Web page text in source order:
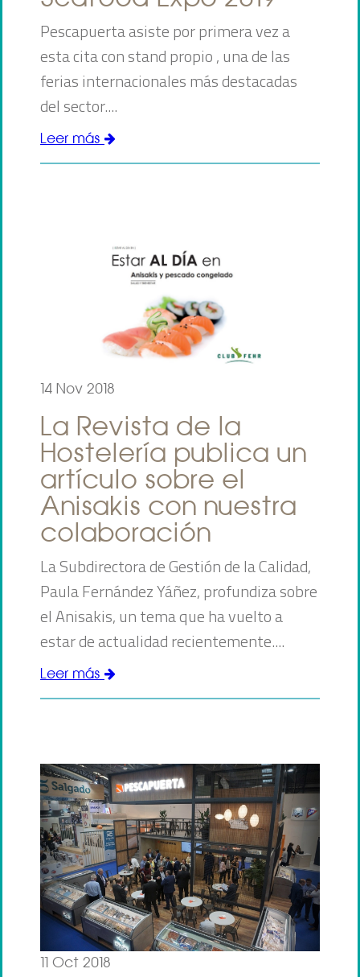
Pescapuerta asiste por primera vez a
esta cita con stand propio , una de las
ferias internacionales más destacadas
del sector....
Leer más
14 Nov 2018
La Revista de la
Hostelería publica un
artículo sobre el
Anisakis con nuestra
colaboración
La Subdirectora de Gestión de la Calidad,
Paula Fernández Yáñez, profundiza sobre
el Anisakis, un tema que ha vuelto a
estar de actualidad recientemente....
Leer más
11 Oct 2018